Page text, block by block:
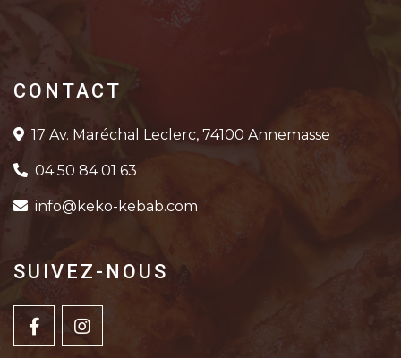
CONTACT
17 Av. Maréchal Leclerc, 74100 Annemasse
04 50 84 01 63
info@keko-kebab.com
SUIVEZ-NOUS